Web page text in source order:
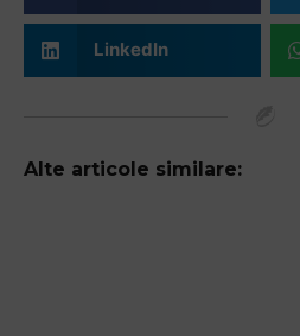
LinkedIn
Alte articole similare: